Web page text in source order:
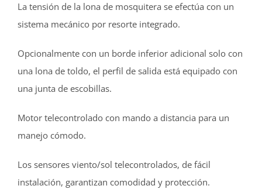
La tensión de la lona de mosquitera se efectúa con un
sistema mecánico por resorte integrado.
Opcionalmente con un borde inferior adicional solo con
una lona de toldo, el perfil de salida está equipado con
una junta de escobillas.
Motor telecontrolado con mando a distancia para un
manejo cómodo.
Los sensores viento/sol telecontrolados, de fácil
instalación, garantizan comodidad y protección.